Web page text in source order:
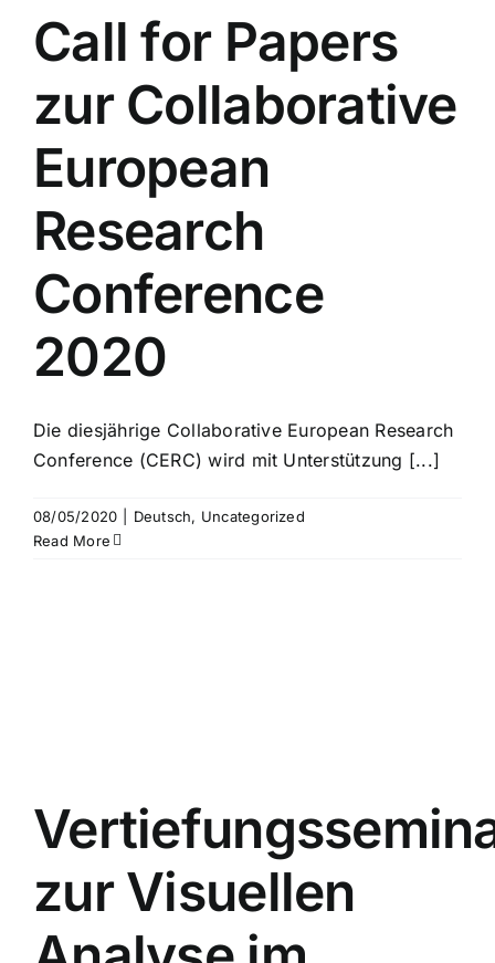
Call for Papers
zur Collaborative
European
Research
Conference
2020
Die diesjährige Collaborative European Research
Conference (CERC) wird mit Unterstützung [...]
08/05/2020 Deutsch, Uncategorized
Read More
zur Visuellen